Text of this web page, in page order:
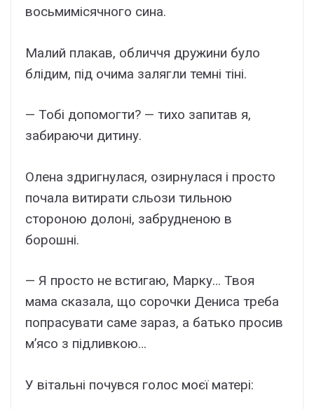
восьмимісячного сина.
Малий плакав, обличчя дружини було
блідим, під очима залягли темні тіні.
— Тобі допомогти? — тихо запитав я,
забираючи дитину.
Олена здригнулася, озирнулася і просто
почала витирати сльози тильною
стороною долоні, забрудненою в
борошні.
— Я просто не встигаю, Марку… Твоя
мама сказала, що сорочки Дениса треба
попрасувати саме зараз, а батько просив
м’ясо з підливкою…
У вітальні почувся голос моєї матері: